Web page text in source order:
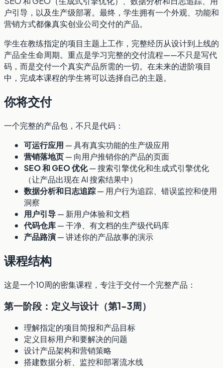
户引导，以及生产级部署。最终，学生拥有一个外观、功能和
营销方式都像真实创业公司交付的产品。
学生在教练指定的项目主题上工作，完整经历从设计到上线的
产品全生命周期。重点是学习完整的交付流程——不只是写代
码，而是交付一个真实产品所需的一切。在未来的进阶项目
中，完成本课程的学生将可以选择自己的主题。
你将交付
一个完整的产品包，不只是代码：
可运行应用 — 具有真实功能的生产级应用
营销落地页— 向用户推销你的产品的页面
SEO 和 GEO 优化— 搜索引擎优化和生成式引擎优化
（让产品出现在 AI 搜索结果中）
数据分析和日志追踪— 用户行为追踪、错误监控和使用
洞察
用户引导— 新用户体验和文档
代码仓库— 干净、有文档的生产级代码库
产品路演— 讲述你的产品故事的演示
课程结构
这是一个10周的密集课程，专注于交付一个完整产品：
第一阶段：定义与设计（第1-3周）
理解指定的项目简报和产品目标
定义目标用户和要解决的问题
设计产品架构和营销策略
搭建数据分析、监控和部署流水线